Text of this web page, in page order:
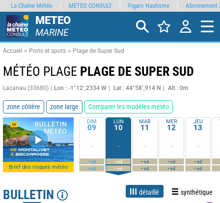
METEO
MARINE
Accueil Ports et spots Plage de Super Sud
MÉTÉO PLAGE PLAGE DE SUPER SUD
Lacanau (33680) Lon : -1°12’,2334 W Lat : 44°58’,914 N Alt : 0m
zone côtière zone large Comparer les modèles météo
Brief des risques météo
DIM
09
-
-nd
-nd
LUN
10
-
-nd
-nd
MAR
11
-
-nd
-nd
MER
12
-
-nd
-nd
JEU
13
-
-nd
-nd
BULLETIN détaillé synthétique
La Chaîne Météo METEO CONSULT Figaro Nautisme Abonnement